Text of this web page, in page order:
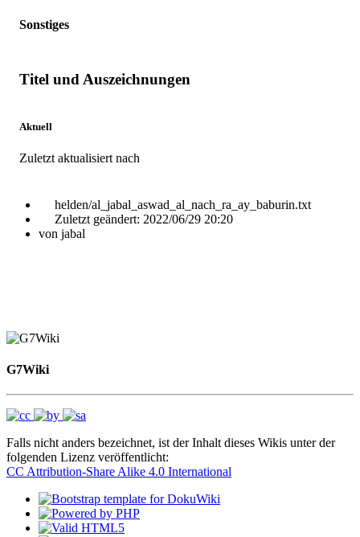
Sonstiges
Titel und Auszeichnungen
Aktuell
Zuletzt aktualisiert nach
helden/al_jabal_aswad_al_nach_ra_ay_baburin.txt
Zuletzt geändert: 2022/06/29 20:20
von jabal
G7Wiki
Falls nicht anders bezeichnet, ist der Inhalt dieses Wikis unter der
folgenden Lizenz veröffentlicht:
CC Attribution-Share Alike 4.0 International